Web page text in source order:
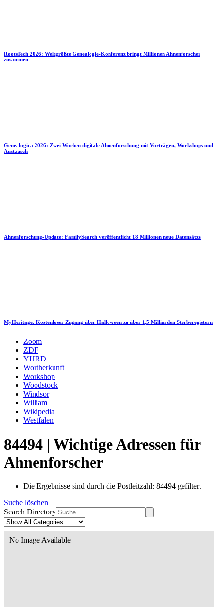
RootsTech 2026: Weltgrößte Genealogie-Konferenz bringt Millionen Ahnenforscher
zusammen
Genealogica 2026: Zwei Wochen digitale Ahnenforschung mit Vorträgen, Workshops und
Austausch
Ahnenforschung-Update: FamilySearch veröffentlicht 18 Millionen neue Datensätze
MyHeritage: Kostenloser Zugang über Halloween zu über 1,5 Milliarden Sterberegistern
Zoom
ZDF
YHRD
Wortherkunft
Workshop
Woodstock
Windsor
William
Wikipedia
Westfalen
84494 | Wichtige Adressen für
Ahnenforscher
Die Ergebnisse sind durch die Postleitzahl: 84494 gefiltert
Suche löschen
Search Directory
No Image Available